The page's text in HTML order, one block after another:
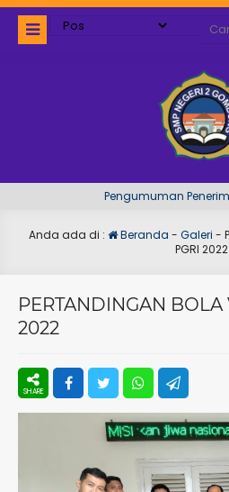
Pengumuman
Anda ada di : Beranda - Galeri -
PGRI 2022
PERTANDINGAN BOLA
2022